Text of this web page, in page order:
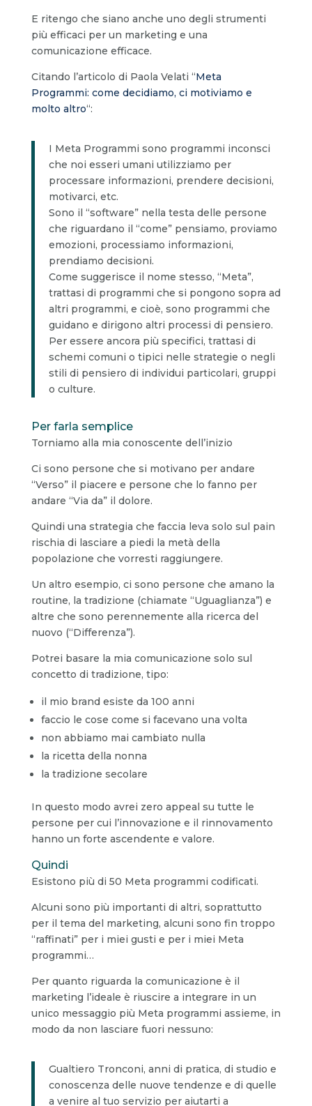
E ritengo che siano anche uno degli strumenti
più efficaci per un marketing e una
comunicazione efficace.
Citando l’articolo di Paola Velati “Meta
Programmi: come decidiamo, ci motiviamo e
molto altro“:
I Meta Programmi sono programmi inconsci
che noi esseri umani utilizziamo per
processare informazioni, prendere decisioni,
motivarci, etc.
Sono il “software” nella testa delle persone
che riguardano il “come” pensiamo, proviamo
emozioni, processiamo informazioni,
prendiamo decisioni.
Come suggerisce il nome stesso, “Meta”,
trattasi di programmi che si pongono sopra ad
altri programmi, e cioè, sono programmi che
guidano e dirigono altri processi di pensiero.
Per essere ancora più specifici, trattasi di
schemi comuni o tipici nelle strategie o negli
stili di pensiero di individui particolari, gruppi
o culture.
Per farla semplice
Torniamo alla mia conoscente dell’inizio
Ci sono persone che si motivano per andare
“Verso” il piacere e persone che lo fanno per
andare “Via da” il dolore.
Quindi una strategia che faccia leva solo sul pain
rischia di lasciare a piedi la metà della
popolazione che vorresti raggiungere.
Un altro esempio, ci sono persone che amano la
routine, la tradizione (chiamate “Uguaglianza”) e
altre che sono perennemente alla ricerca del
nuovo (“Differenza”).
Potrei basare la mia comunicazione solo sul
concetto di tradizione, tipo:
il mio brand esiste da 100 anni
faccio le cose come si facevano una volta
non abbiamo mai cambiato nulla
la ricetta della nonna
la tradizione secolare
In questo modo avrei zero appeal su tutte le
persone per cui l’innovazione e il rinnovamento
hanno un forte ascendente e valore.
Quindi
Esistono più di 50 Meta programmi codificati.
Alcuni sono più importanti di altri, soprattutto
per il tema del marketing, alcuni sono fin troppo
“raffinati” per i miei gusti e per i miei Meta
programmi…
Per quanto riguarda la comunicazione è il
marketing l’ideale è riuscire a integrare in un
unico messaggio più Meta programmi assieme, in
modo da non lasciare fuori nessuno:
Gualtiero Tronconi, anni di pratica, di studio e
conoscenza delle nuove tendenze e di quelle
a venire al tuo servizio per aiutarti a